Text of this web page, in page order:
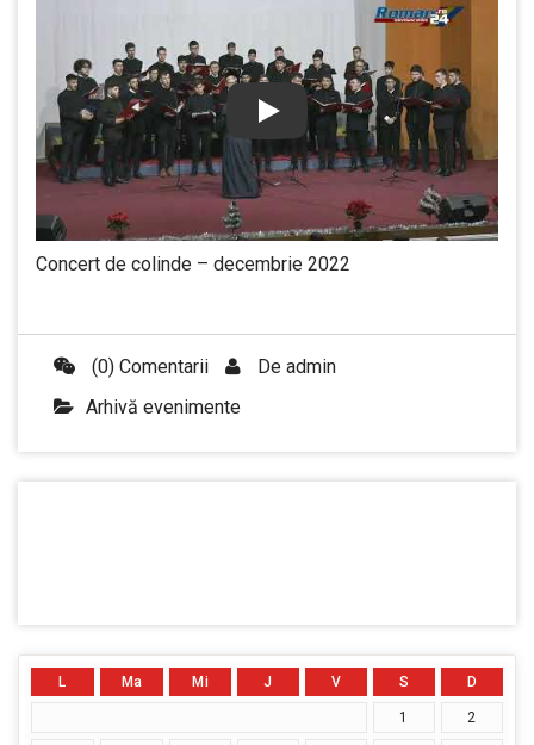
Play
Concert de colinde – decembrie 2022
(0) Comentarii De admin
Arhivă evenimente
L Ma Mi J V S D
1 2